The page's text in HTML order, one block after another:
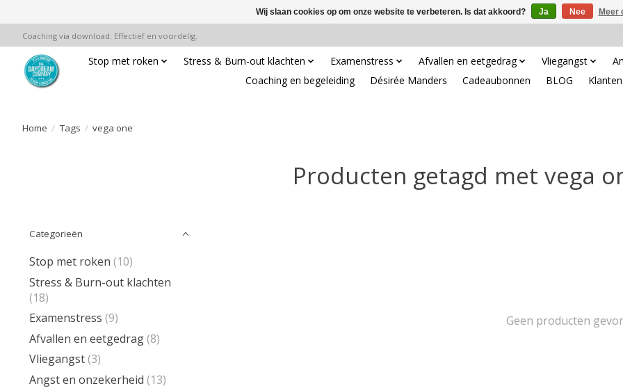
Coaching via download. Effectief en voordelig.
Stop met roken Stress & Burn-out klachten Examenstress Afvallen en eetgedrag Vliegangst
Coaching en begeleiding
Désirée Manders Cadeaubonnen BLOG
Home / Tags / vega one
Producten getagd met vega
Categorieën
Stop met roken (10)
Stress & Burn-out klachten
(18)
Examenstress (9)
Afvallen en eetgedrag(8)
Vliegangst(3)
Angst en onzekerheid (13)
Geen producten
Wij slaan cookies op om onze website te verbeteren. Is dat akkoord? Ja Nee Meer